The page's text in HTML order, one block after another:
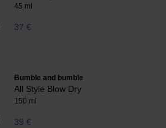
45 ml
37 €
Bumble and bumble
All Style Blow Dry
150 ml
39 €